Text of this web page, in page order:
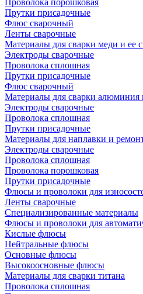
Проволока порошковая
Прутки присадочные
Флюс сварочный
Ленты сварочные
Материалы для сварки меди и ее
Электроды сварочные
Проволока сплошная
Прутки присадочные
Флюс сварочный
Материалы для сварки алюминия
Электроды сварочные
Проволока сплошная
Прутки присадочные
Материалы для наплавки и
Электроды сварочные
Проволока сплошная
Проволока порошковая
Прутки присадочные
Флюсы и проволоки для
Ленты сварочные
Специализированные материалы
Флюсы и проволоки для
Кислые флюсы
Нейтральные флюсы
Основные флюсы
Высокоосновные флюсы
Материалы для сварки титана
Проволока сплошная